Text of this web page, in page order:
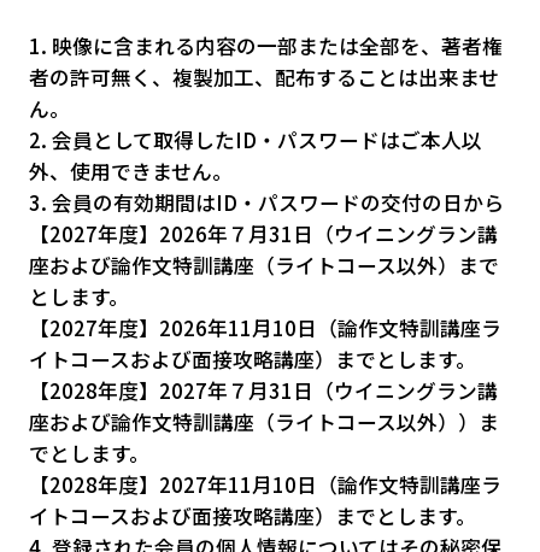
1. 映像に含まれる内容の一部または全部を、著者権
者の許可無く、複製加工、配布することは出来ませ
ん。
2. 会員として取得したID・パスワードはご本人以
外、使用できません。
3. 会員の有効期間はID・パスワードの交付の日から
【2027年度】2026年７月31日（ウイニングラン講
座および論作文特訓講座（ライトコース以外）まで
とします。
【2027年度】2026年11月10日（論作文特訓講座ラ
イトコースおよび面接攻略講座）までとします。
【2028年度】2027年７月31日（ウイニングラン講
座および論作文特訓講座（ライトコース以外））ま
でとします。
【2028年度】2027年11月10日（論作文特訓講座ラ
イトコースおよび面接攻略講座）までとします。